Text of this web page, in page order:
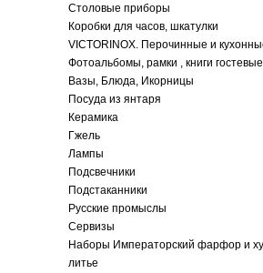
Столовые приборы
Коробки для часов, шкатулки
VICTORINOX. Перочинные и
Фотоальбомы, рамки , книги
Вазы, Блюда, Икорницы
Посуда из янтаря
Керамика
Гжель
Лампы
Подсвечники
Подстаканники
Русские промыслы
Сервизы
Наборы Императорский фарфор и
литье